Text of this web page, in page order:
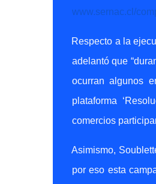
www.sernac.cl/
Respecto a la
adelantó que
ocurran algunos
plataforma
comercios
Asimismo,
por eso esta